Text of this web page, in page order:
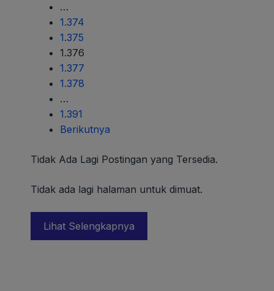
…
1.374
1.375
1.376
1.377
1.378
…
1.391
Berikutnya
Tidak Ada Lagi Postingan yang Tersedia.
Tidak ada lagi halaman untuk dimuat.
Lihat Selengkapnya